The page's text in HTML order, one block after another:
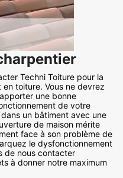
Techni Toiture pour la
toiture. Vous ne devrez
une bonne
de votre
un bâtiment avec une
de maison mérite
face à son problème de
le dysfonctionnement
de nous contacter
à donner notre maximum